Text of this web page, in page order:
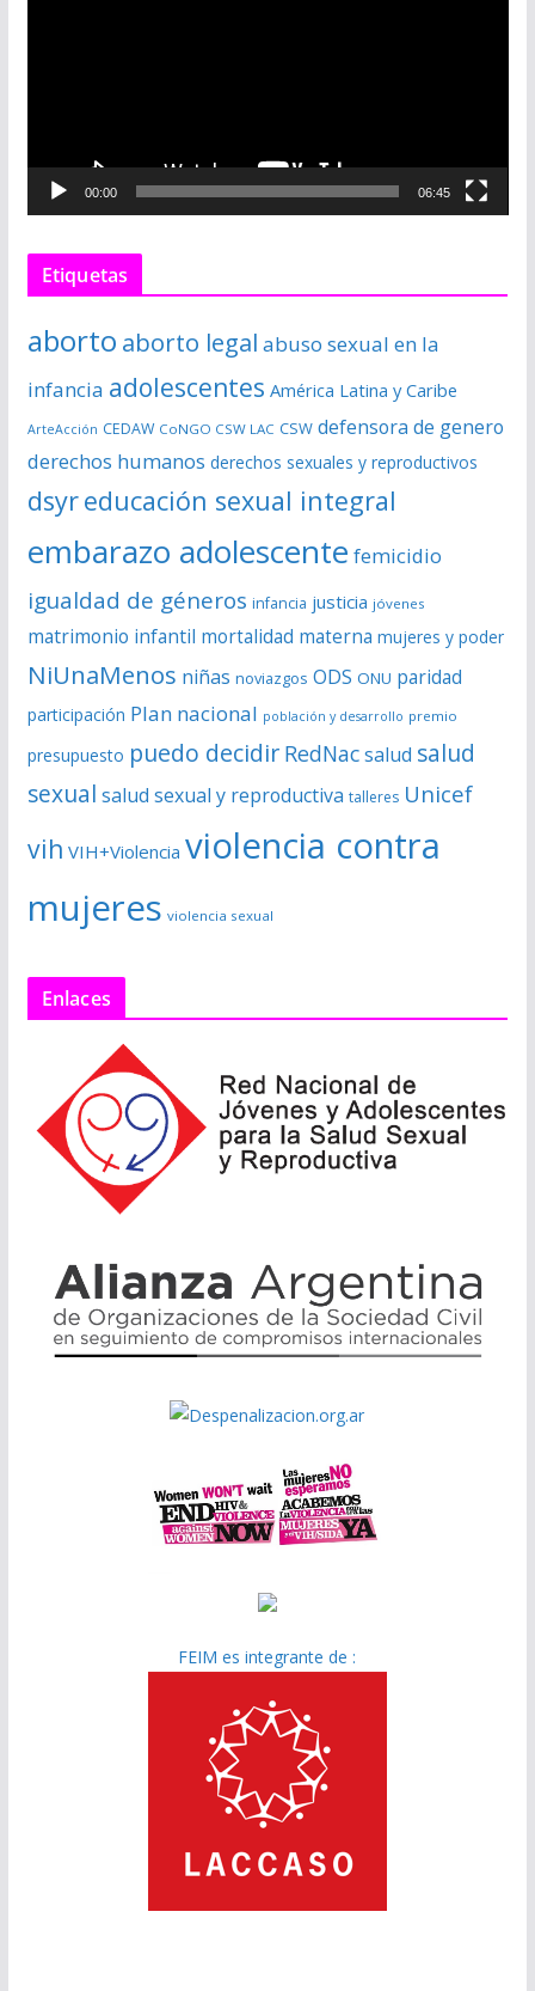
c
r
v
í
e
o
00:00 06:45
Etiquetas
aborto aborto legal abuso sexual en la
infancia adolescentes América Latina y Caribe
ArteAcción CEDAW CoNGO CSW LAC CSW defensora de genero
derechos humanos derechos sexuales y reproductivos
dsyreducación sexual integral
embarazo adolescente femicidio
igualdad de géneros infancia justicia jóvenes
matrimonio infantil mortalidad materna mujeres y poder
NiUnaMenos niñas noviazgos ODS ONU paridad
participación Plan nacional población y desarrollo premio
presupuesto puedo decidir RedNacsalud salud
sexual salud sexual y reproductiva talleres Unicef
vih VIH+Violencia violencia contra
mujeres violencia sexual
Enlaces
FEIM es integrante de :